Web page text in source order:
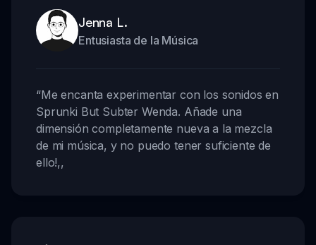
Jenna L.
Entusiasta de la Música
“Me encanta experimentar con los sonidos en
Sprunki But Subter Wenda. Añade una
dimensión completamente nueva a la mezcla
de mi música, y no puedo tener suficiente de
ello!,,